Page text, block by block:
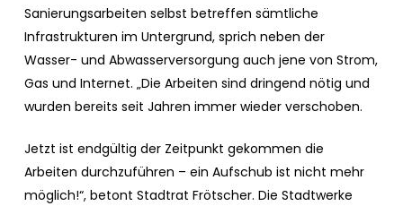
Sanierungsarbeiten selbst betreffen sämtliche
Infrastrukturen im Untergrund, sprich neben der
Wasser- und Abwasserversorgung auch jene von Strom,
Gas und Internet. „Die Arbeiten sind dringend nötig und
wurden bereits seit Jahren immer wieder verschoben.
Jetzt ist endgültig der Zeitpunkt gekommen die
Arbeiten durchzuführen – ein Aufschub ist nicht mehr
möglich!“, betont Stadtrat Frötscher. Die Stadtwerke